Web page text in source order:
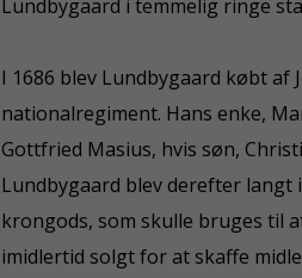
Lundbygaard i temmelig ringe
I 1686 blev Lundbygaard købt af
nationalregiment. Hans enke,
Gottfried Masius, hvis søn,
Lundbygaard blev derefter
krongods, som skulle bruges til
imidlertid solgt for at skaffe